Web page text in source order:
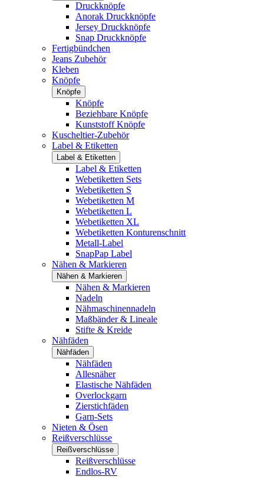
Druckknöpfe
Anorak Druckknöpfe
Jersey Druckknöpfe
Snap Druckknöpfe
Fertigbündchen
Jeans Zubehör
Kleben
Knöpfe
Knöpfe
Knöpfe
Beziehbare Knöpfe
Kunststoff Knöpfe
Kuscheltier-Zubehör
Label & Etiketten
Label & Etiketten
Label & Etiketten
Webetiketten Sets
Webetiketten S
Webetiketten M
Webetiketten L
Webetiketten XL
Webetiketten Konturenschnitt
Metall-Label
SnapPap Label
Nähen & Markieren
Nähen & Markieren
Nähen & Markieren
Nadeln
Nähmaschinennadeln
Maßbänder & Lineale
Stifte & Kreide
Nähfäden
Nähfäden
Nähfäden
Allesnäher
Elastische Nähfäden
Overlockgarn
Zierstichfäden
Garn-Sets
Nieten & Ösen
Reißverschlüsse
Reißverschlüsse
Reißverschlüsse
Endlos-RV